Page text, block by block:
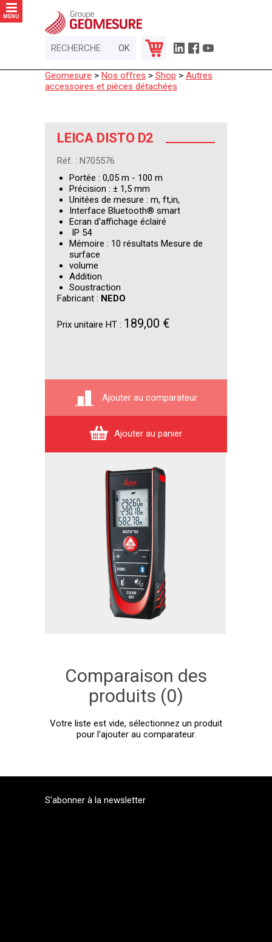
MENU
Geomesure > Nos offres > Shop > Autres
accessoires et pièces détachées
LEICA DISTO D2
Réf. : N705576
Portée : 0,05 m - 100 m
Précision : ± 1,5 mm
Unitées de mesure : m, ft,in,
Interface Bluetooth® smart
Ecran d'affichage éclairé
IP 54
Mémoire : 10 résultats Mesure de
surface
volume
Addition
Soustraction
Fabricant : NEDO
Prix unitaire HT : 189,00 €
Ajouter au comparateur
Ajouter au panier
Comparaison des
produits (0)
Votre liste est vide, sélectionnez un produit
pour l'ajouter au comparateur.
S'abonner à la newsletter
Panneau de gestion des cookies